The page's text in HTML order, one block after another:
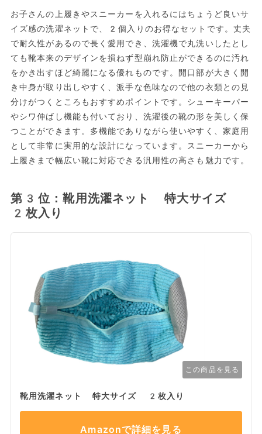
お子さんの上履きやスニーカーを入れるにはちょうど良いサ
イズ感の洗濯ネットで、2個入りのお得なセットです。丈夫
で耐久性があるので長く愛用でき、洗濯機で丸洗いしたとし
ても靴本来のデザインを損ねず型崩れ防止ができるのに汚れ
をかき出すほど綺麗になる優れものです。開口部が大きく開
き中身が取り出しやすく、派手な色味なので他の衣類との見
分けがつくところもおすすめポイントです。シューキーパー
やシワ伸ばし機能も付いており、洗濯後の靴の形を美しく保
つことができます。多機能でありながら使いやすく、家庭用
として非常に実用的な設計になっています。スニーカーから
上履きまで幅広い靴に対応できる汎用性の高さも魅力です。
第3位：靴用洗濯ネット 特大サイズ
2枚入り
この商品を見る
靴用洗濯ネット 特大サイズ 2枚入り
Amazonで詳細を見る